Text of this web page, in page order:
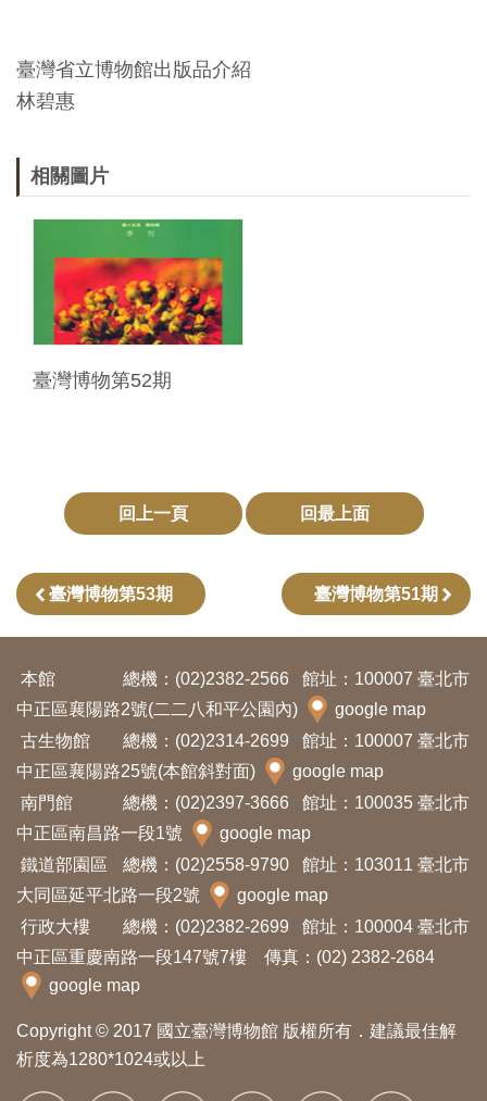
En
glis
h
日
本
sa
Ind
esi
Tiế
Việ
臺灣省立博物館出版品介紹
林碧惠
相關圖片
臺灣博物第52期
回上一頁 回最上面
臺灣博物第53期 臺灣博物第51期
本館 總機：(02)2382-2566
館址：100007 臺北市
中正區襄陽路2號(二二八和平公園內)
google map
古生物館
總機：(02)2314-2699
館址：100007 臺北市
中正區襄陽路25號(本館斜對面)
google map
南門館
總機：(02)2397-3666
館址：100035 臺北市
中正區南昌路一段1號
google map
鐵道部園區
總機：(02)2558-9790
館址：103011 臺北市
大同區延平北路一段2號
google map
行政大樓
總機：(02)2382-2699
館址：100004 臺北市
中正區重慶南路一段147號7樓 傳真：(02) 2382-2684
google map
Copyright © 2017 國立臺灣博物館 版權所有．建議最佳解
析度為1280*1024或以上